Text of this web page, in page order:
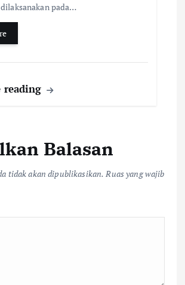
pada…
reading
Balasan
tidak akan dipublikasikan. Ruas yang wajib